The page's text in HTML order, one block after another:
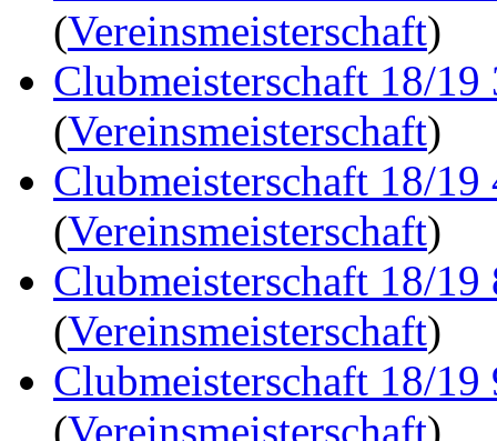
(Vereinsmeisterschaft)
Clubmeisterschaft 18/19
(Vereinsmeisterschaft)
Clubmeisterschaft 18/19
(Vereinsmeisterschaft)
Clubmeisterschaft 18/19
(Vereinsmeisterschaft)
Clubmeisterschaft 18/19
(Vereinsmeisterschaft)